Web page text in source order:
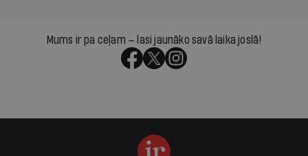
Mums ir pa ceļam — lasi jaunāko savā laika joslā!